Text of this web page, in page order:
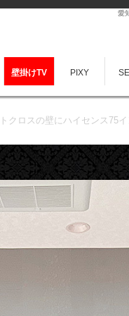
愛
壁掛けTV PIXY
クロスの壁にハイセンス75